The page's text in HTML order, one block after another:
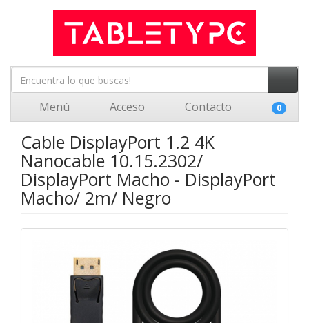
Menú Acceso Contacto 0
Cable DisplayPort 1.2 4K
Nanocable 10.15.2302/
DisplayPort Macho - DisplayPort
Macho/ 2m/ Negro